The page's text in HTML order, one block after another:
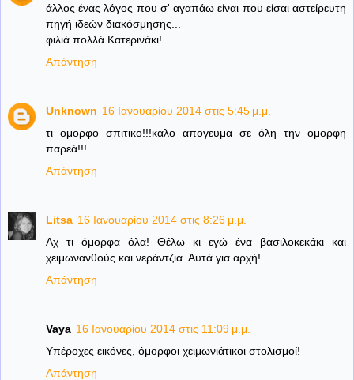
άλλος ένας λόγος που σ' αγαπάω είναι που είσαι αστείρευτη
πηγή ιδεών διακόσμησης...
φιλιά πολλά Κατερινάκι!
Απάντηση
Unknown 16 Ιανουαρίου 2014 στις 5:45 μ.μ.
τι ομορφο σπιτικο!!!καλο απογευμα σε όλη την ομορφη
παρεά!!!
Απάντηση
Litsa 16 Ιανουαρίου 2014 στις 8:26 μ.μ.
Αχ τι όμορφα όλα! Θέλω κι εγώ ένα βασιλοκεκάκι και
χειμωνανθούς και νεράντζια. Αυτά για αρχή!
Απάντηση
Vaya 16 Ιανουαρίου 2014 στις 11:09 μ.μ.
Υπέροχες εικόνες, όμορφοι χειμωνιάτικοι στολισμοί!
Απάντηση